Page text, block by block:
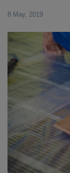
8 May, 2019